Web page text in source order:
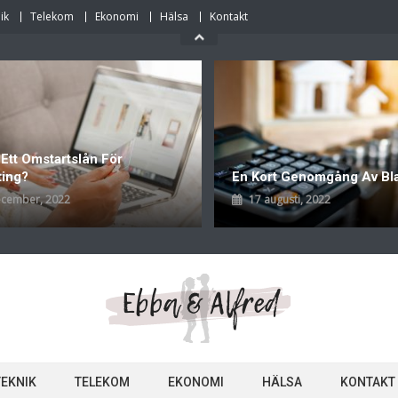
Telekom Ekonomi Hälsa Kontakt
Omstartslån För
2022
En Kort Genomgång Av
17 augusti, 2022
TELEKOM EKONOMI HÄLSA KONTAKT